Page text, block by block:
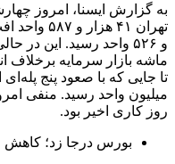
به گزارش ایسنا، امروز
و ۵۲۶ واحد رسید. این
ماشه بازار سرمایه برخلاف
روز کاری اخیر بود.
بورس درجا زد؛ کاهش ۲۶ هزار و ۷۸۶ واحدی شاخص کل